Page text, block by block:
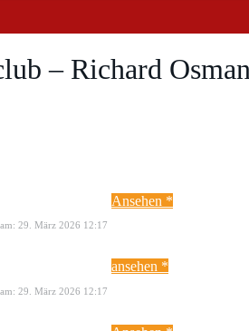
– Richard
29. März 2026 12:17
Ansehen *
29. März 2026 12:17
ansehen *